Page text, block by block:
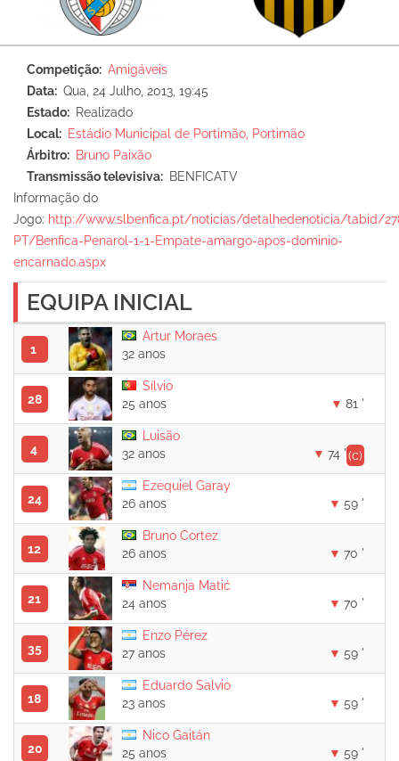
Competição
Amigáveis
Data
Qua, 24 Julho, 2013, 19:45
Estado
Realizado
Local
Estádio Municipal de Portimão, Portimão
Árbitro
Bruno Paixão
Transmissão televisiva
BENFICATV
Informação do
Jogo: http://www.slbenfica.pt/noticias/detalhedenoticia/tabid/
PT/Benfica-Penarol-1-1-Empate-amargo-apos-dominio-
encarnado.aspx
EQUIPA INICIAL
1
Artur Moraes
32 anos
28
Sílvio
25 anos
81 '
4
Luisão
(c)
32 anos 74 '
24
Ezequiel Garay
26 anos
59 '
12
Bruno Cortez
26 anos
70 '
21
Nemanja Matić
24 anos
70 '
35
Enzo Pérez
27 anos
59 '
18
Eduardo Salvio
23 anos
59 '
20
Nico Gaitán
25 anos
59 '